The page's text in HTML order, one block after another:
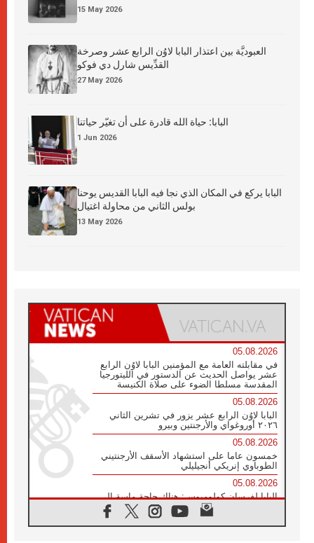
15 May 2026
العبوديَّة بين اعتذار البابا لاوُن الرابع عشر وصرخة
القدِّيس شارل دي فوكو
27 May 2026
البابا: حياة الله قادرة على أن تغيّر حياتنا
1 Jun 2026
البابا يركع في المكان الذي نجا فيه البابا القديس يوحنا
بولس الثاني من محاولة اغتيال
13 May 2026
05.08.2026
في مقابلته العامة مع المؤمنين البابا لاوُن الرابع
عشر يواصل الحديث عن الدستور في الليتورجيا
المقدسة مسلطا الضوء على صلاة الكنيسة
05.08.2026
البابا لاوُن الرابع عشر يزور في تشرين الثاني
٢٠٢٦ أوروغواي والأرجنتين وبيرو
05.08.2026
خمسون عاما على استشهاد الأسقف الأرجنتيني
الطوباوي إنريكي أنجيليلي
05.08.2026
البابا لفرسان كولومبوس: هناك حاجة ماسة إلى
أنبياء تناغم يسعون إلى بناء الجسور
04.08.2026